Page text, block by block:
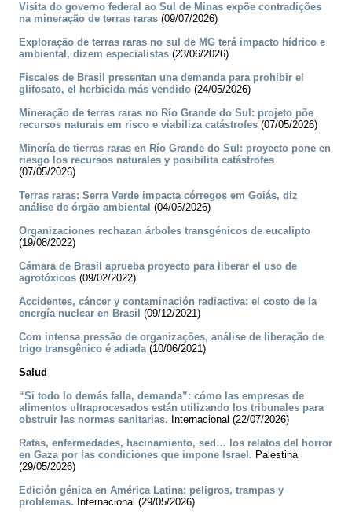
Visita do governo federal ao Sul de Minas expõe contradições
na mineração de terras raras (09/07/2026)
Exploração de terras raras no sul de MG terá impacto hídrico e
ambiental, dizem especialistas (23/06/2026)
Fiscales de Brasil presentan una demanda para prohibir el
glifosato, el herbicida más vendido (24/05/2026)
Mineração de terras raras no Río Grande do Sul: projeto põe
recursos naturais em risco e viabiliza catástrofes (07/05/2026)
Minería de tierras raras en Río Grande do Sul: proyecto pone en
riesgo los recursos naturales y posibilita catástrofes
(07/05/2026)
Terras raras: Serra Verde impacta córregos em Goiás, diz
análise de órgão ambiental (04/05/2026)
Organizaciones rechazan árboles transgénicos de eucalipto
(19/08/2022)
Cámara de Brasil aprueba proyecto para liberar el uso de
agrotóxicos (09/02/2022)
Accidentes, cáncer y contaminación radiactiva: el costo de la
energía nuclear en Brasil (09/12/2021)
Com intensa pressão de organizações, análise de liberação de
trigo transgênico é adiada(10/06/2021)
Salud
“Si todo lo demás falla, demanda”: cómo las empresas de
alimentos ultraprocesados están utilizando los tribunales para
obstruir las normas sanitarias. Internacional (22/07/2026)
Ratas, enfermedades, hacinamiento, sed… los relatos del horror
en Gaza por las condiciones que impone Israel. Palestina
(29/05/2026)
Edición génica en América Latina: peligros, trampas y
problemas. Internacional (29/05/2026)